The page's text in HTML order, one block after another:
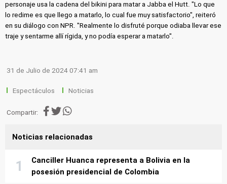
personaje usa la cadena del bikini para matar a Jabba el Hutt. "Lo que
lo redime es que llego a matarlo, lo cual fue muy satisfactorio", reiteró
en su diálogo con NPR. "Realmente lo disfruté porque odiaba llevar ese
traje y sentarme allí rígida, y no podía esperar a matarlo".
31 de Julio de 2024 07:41 am
Espectáculos Noticias
Compartir:
Noticias relacionadas
Canciller Huanca representa a Bolivia en la
posesión presidencial de Colombia